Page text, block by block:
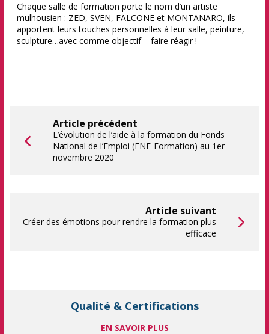
Chaque salle de formation porte le nom d’un artiste
mulhousien : ZED, SVEN, FALCONE et MONTANARO, ils
apportent leurs touches personnelles à leur salle, peinture,
sculpture…avec comme objectif – faire réagir !
Article précédent
L’évolution de l’aide à la formation du Fonds
National de l’Emploi (FNE-Formation) au 1er
novembre 2020
Article suivant
Créer des émotions pour rendre la formation plus
efficace
Qualité & Certifications
EN SAVOIR PLUS